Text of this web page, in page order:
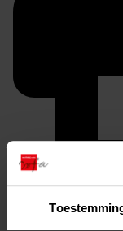
duurzaam